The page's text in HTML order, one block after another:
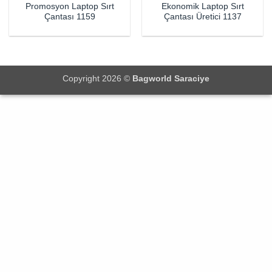
Promosyon Laptop Sırt
Çantası 1159
Ekonomik Laptop Sırt
Çantası Üretici 1137
Copyright 2026 © Bagworld Saraciye